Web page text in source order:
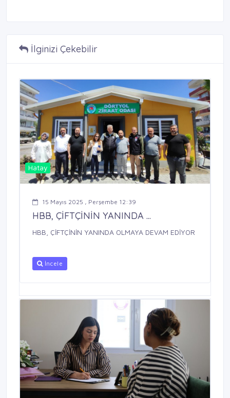
İlginizi Çekebilir
Hatay
15 Mayıs 2025 , Perşembe 12:39
HBB, ÇİFTÇİNİN YANINDA ...
HBB, ÇİFTÇİNİN YANINDA OLMAYA DEVAM EDİYOR
İncele